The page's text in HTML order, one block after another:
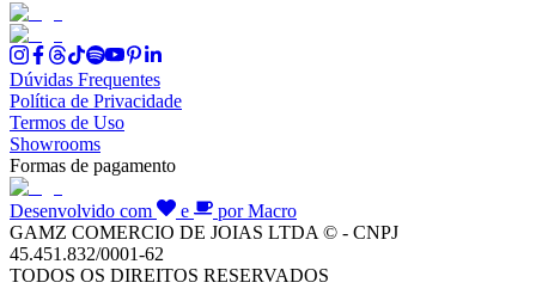
Dúvidas Frequentes
Política de Privacidade
Termos de Uso
Showrooms
Formas de pagamento
Desenvolvido com e
por Macro
GAMZ COMERCIO DE JOIAS LTDA © - CNPJ
45.451.832/0001-62
TODOS OS DIREITOS RESERVADOS